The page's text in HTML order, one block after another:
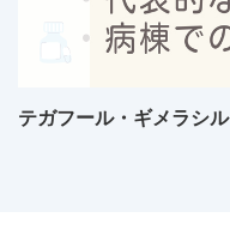
テガフール・ギメラシ